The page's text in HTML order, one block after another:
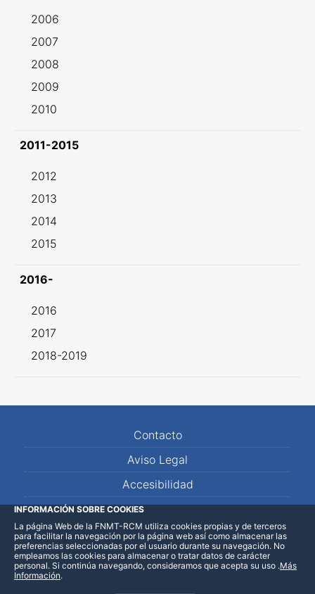
2006
2007
2008
2009
2010
2011-2015
2012
2013
2014
2015
2016-
2016
2017
2018-2019
Contacto
Aviso Legal
Accesibilidad
Mapa Web
INFORMACIÓN SOBRE COOKIES
La página Web de la FNMT-RCM utiliza cookies propias y de terceros
para facilitar la navegación por la página web así como almacenar las
preferencias seleccionadas por el usuario durante su navegación. No
empleamos las cookies para almacenar o tratar datos de carácter
personal. Si continúa navegando, consideramos que acepta su uso .Más
Información.